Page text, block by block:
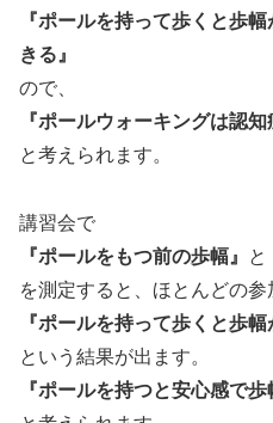
『ポールを持って歩くと歩
きる』
ので、
『ポールウォーキングは認
と考えられます。
講習会で
『ポールをもつ前の歩幅』
と
を測定すると、ほとんどの参
『ポールを持って歩くと歩幅
という結果が出ます。
『ポールを持つと安心感で歩